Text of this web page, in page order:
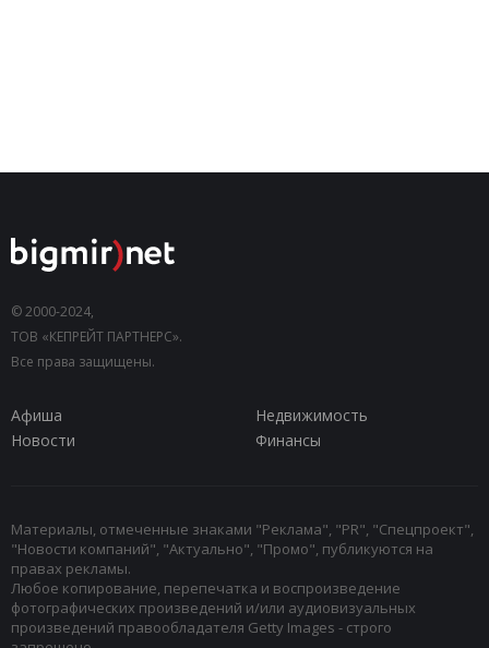
© 2000-2024,
ТОВ «КЕПРЕЙТ ПАРТНЕРС».
Все права защищены.
Афиша
Недвижимость
Новости
Финансы
Материалы, отмеченные знаками "Реклама", "PR", "Спецпроект",
"Новости компаний", "Актуально", "Промо", публикуются на
правах рекламы.
Любое копирование, перепечатка и воспроизведение
фотографических произведений и/или аудиовизуальных
произведений правообладателя Getty Images - строго